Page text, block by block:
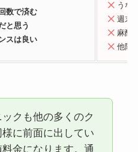
数で済む
と思う
スは良い
うな
週末
麻酔
他院
クも他の多くのク
様に前面に出してい
金になります。通